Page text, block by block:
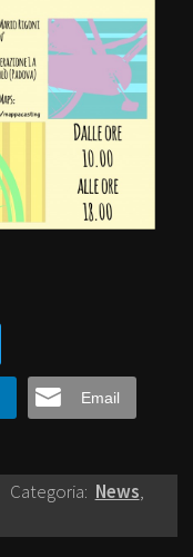
Email
Categoria: News,